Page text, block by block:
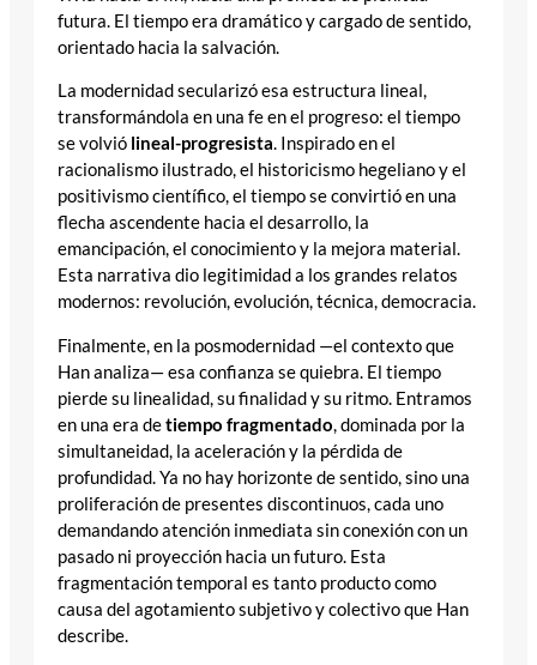
futura. El tiempo era dramático y cargado de sentido,
orientado hacia la salvación.
La modernidad secularizó esa estructura lineal,
transformándola en una fe en el progreso: el tiempo
se volvió lineal-progresista. Inspirado en el
racionalismo ilustrado, el historicismo hegeliano y el
positivismo científico, el tiempo se convirtió en una
flecha ascendente hacia el desarrollo, la
emancipación, el conocimiento y la mejora material.
Esta narrativa dio legitimidad a los grandes relatos
modernos: revolución, evolución, técnica, democracia.
Finalmente, en la posmodernidad —el contexto que
Han analiza— esa confianza se quiebra. El tiempo
pierde su linealidad, su finalidad y su ritmo. Entramos
en una era detiempo fragmentado, dominada por la
simultaneidad, la aceleración y la pérdida de
profundidad. Ya no hay horizonte de sentido, sino una
proliferación de presentes discontinuos, cada uno
demandando atención inmediata sin conexión con un
pasado ni proyección hacia un futuro. Esta
fragmentación temporal es tanto producto como
causa del agotamiento subjetivo y colectivo que Han
describe.